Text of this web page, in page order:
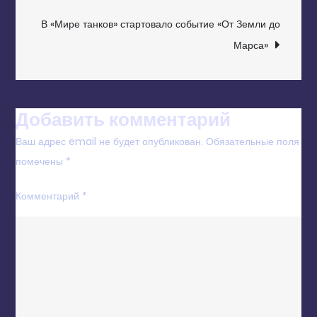
ЗАПИСЯМ
В «Мире танков» стартовало событие «От Земли до
Марса»
Добавить комментарий
Ваш адрес email не будет опубликован. Обязательные поля
помечены *
Комментарий *